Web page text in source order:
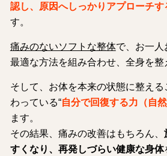
認し、原因へしっかりアプローチす
す。
痛みのないソフトな整体で、お一人
最適な方法を組み合わせ、全身を整
そして、お体を本来の状態に整え
わっている“自分で回復する力（自然
ます。
その結果、痛みの改善はもちろん、
すくなり、再発しづらい健康な身体